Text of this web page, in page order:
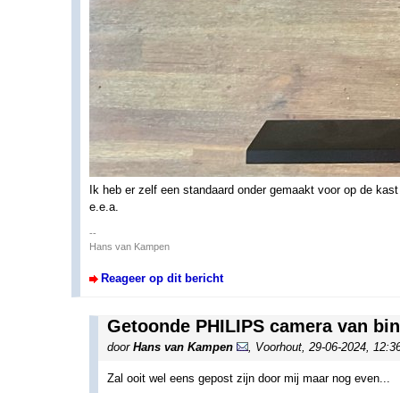
Ik heb er zelf een standaard onder gemaakt voor op de
e.e.a.
--
Hans van Kampen
Reageer op dit bericht
Getoonde PHILIPS camera van
door Hans van Kampen , Voorhout, 29-06-2024,
Zal ooit wel eens gepost zijn door mij maar nog even...